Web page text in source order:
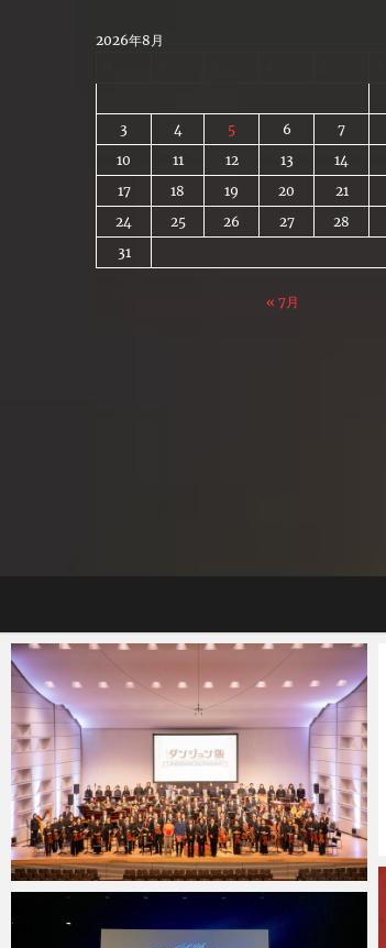
2026年8月
3
4 5 6 7
10
11 12 13 14
17
18 19 20 21
24
25 26 27 28
31
« 7月
Micchan 2025年3月9日